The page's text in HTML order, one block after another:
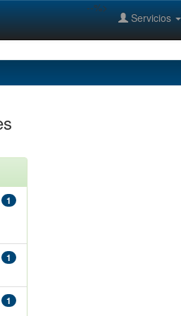
Servicios
--%>
1
1
1